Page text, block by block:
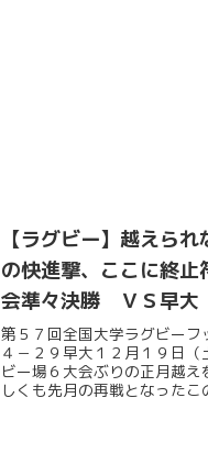
【ラグビー】越えら
の快進撃、ここに終
会準々決勝 ＶＳ早大
第５７回全国大学ラグビー
４－２９早大１２月１９日
ビー場６大会ぶりの正月越
しくも先月の再戦となった